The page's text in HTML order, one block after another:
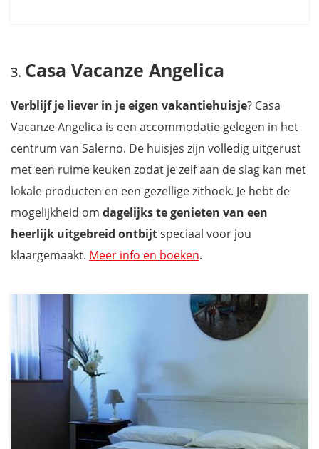
Casa Vacanze Angelica
Verblijf je liever in je eigen vakantiehuisje? Casa
Vacanze Angelica is een accommodatie gelegen in het
centrum van Salerno. De huisjes zijn volledig uitgerust
met een ruime keuken zodat je zelf aan de slag kan met
lokale producten en een gezellige zithoek. Je hebt de
mogelijkheid om dagelijks te genieten van een
heerlijk uitgebreid ontbijtspeciaal voor jou
klaargemaakt. Meer info en boeken.